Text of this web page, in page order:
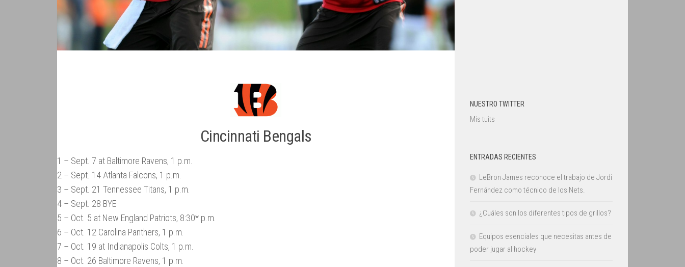
Cincinnati Bengals
1 – Sept. 7 at Baltimore Ravens, 1 p.m.
2 – Sept. 14 Atlanta Falcons, 1 p.m.
3 – Sept. 21 Tennessee Titans, 1 p.m.
4 – Sept. 28 BYE
5 – Oct. 5 at New England Patriots, 8:30* p.m.
6 – Oct. 12 Carolina Panthers, 1 p.m.
7 – Oct. 19 at Indianapolis Colts, 1 p.m.
8 – Oct. 26 Baltimore Ravens, 1 p.m.
NUESTRO TWITTER
Mis tuits
ENTRADAS RECIENTES
LeBron James reconoce el trabajo de Jordi
Fernández como técnico de los Nets.
¿Cuáles son los diferentes tipos de grillos?
Equipos esenciales que necesitas antes de
poder jugar al hockey